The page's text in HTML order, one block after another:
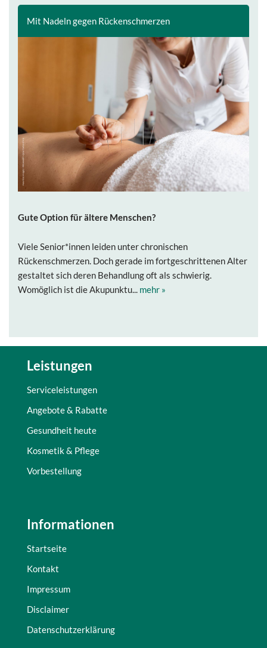
Mit Nadeln gegen Rückenschmerzen
Gute Option für ältere Menschen?
Viele Senior*innen leiden unter chronischen
Rückenschmerzen. Doch gerade im fortgeschrittenen Alter
gestaltet sich deren Behandlung oft als schwierig.
Womöglich ist die Akupunktu... mehr »
Leistungen
Serviceleistungen
Angebote & Rabatte
Gesundheit heute
Kosmetik & Pflege
Vorbestellung
Informationen
Startseite
Kontakt
Impressum
Disclaimer
Datenschutzerklärung